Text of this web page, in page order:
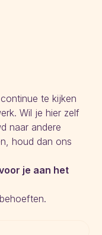
te kijken
Wil je hier zelf
naar andere
houd dan ons
je aan het